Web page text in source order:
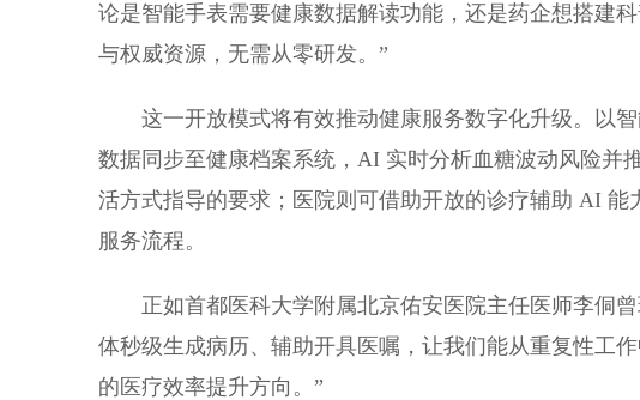
论是智能手表需要健康数据解读功能，还是药企想搭建
与权威资源，无需从零研发。”
这一开放模式将有效推动健康服务数字化升级。以
数据同步至健康档案系统，AI 实时分析血糖波动风险并
活方式指导的要求；医院则可借助开放的诊疗辅助 AI
服务流程。
正如首都医科大学附属北京佑安医院主任医师李侗
体秒级生成病历、辅助开具医嘱，让我们能从重复性工
的医疗效率提升方向。”